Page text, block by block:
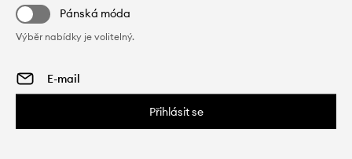
Pánská móda
Výběr nabídky je volitelný.
Přihlásit se